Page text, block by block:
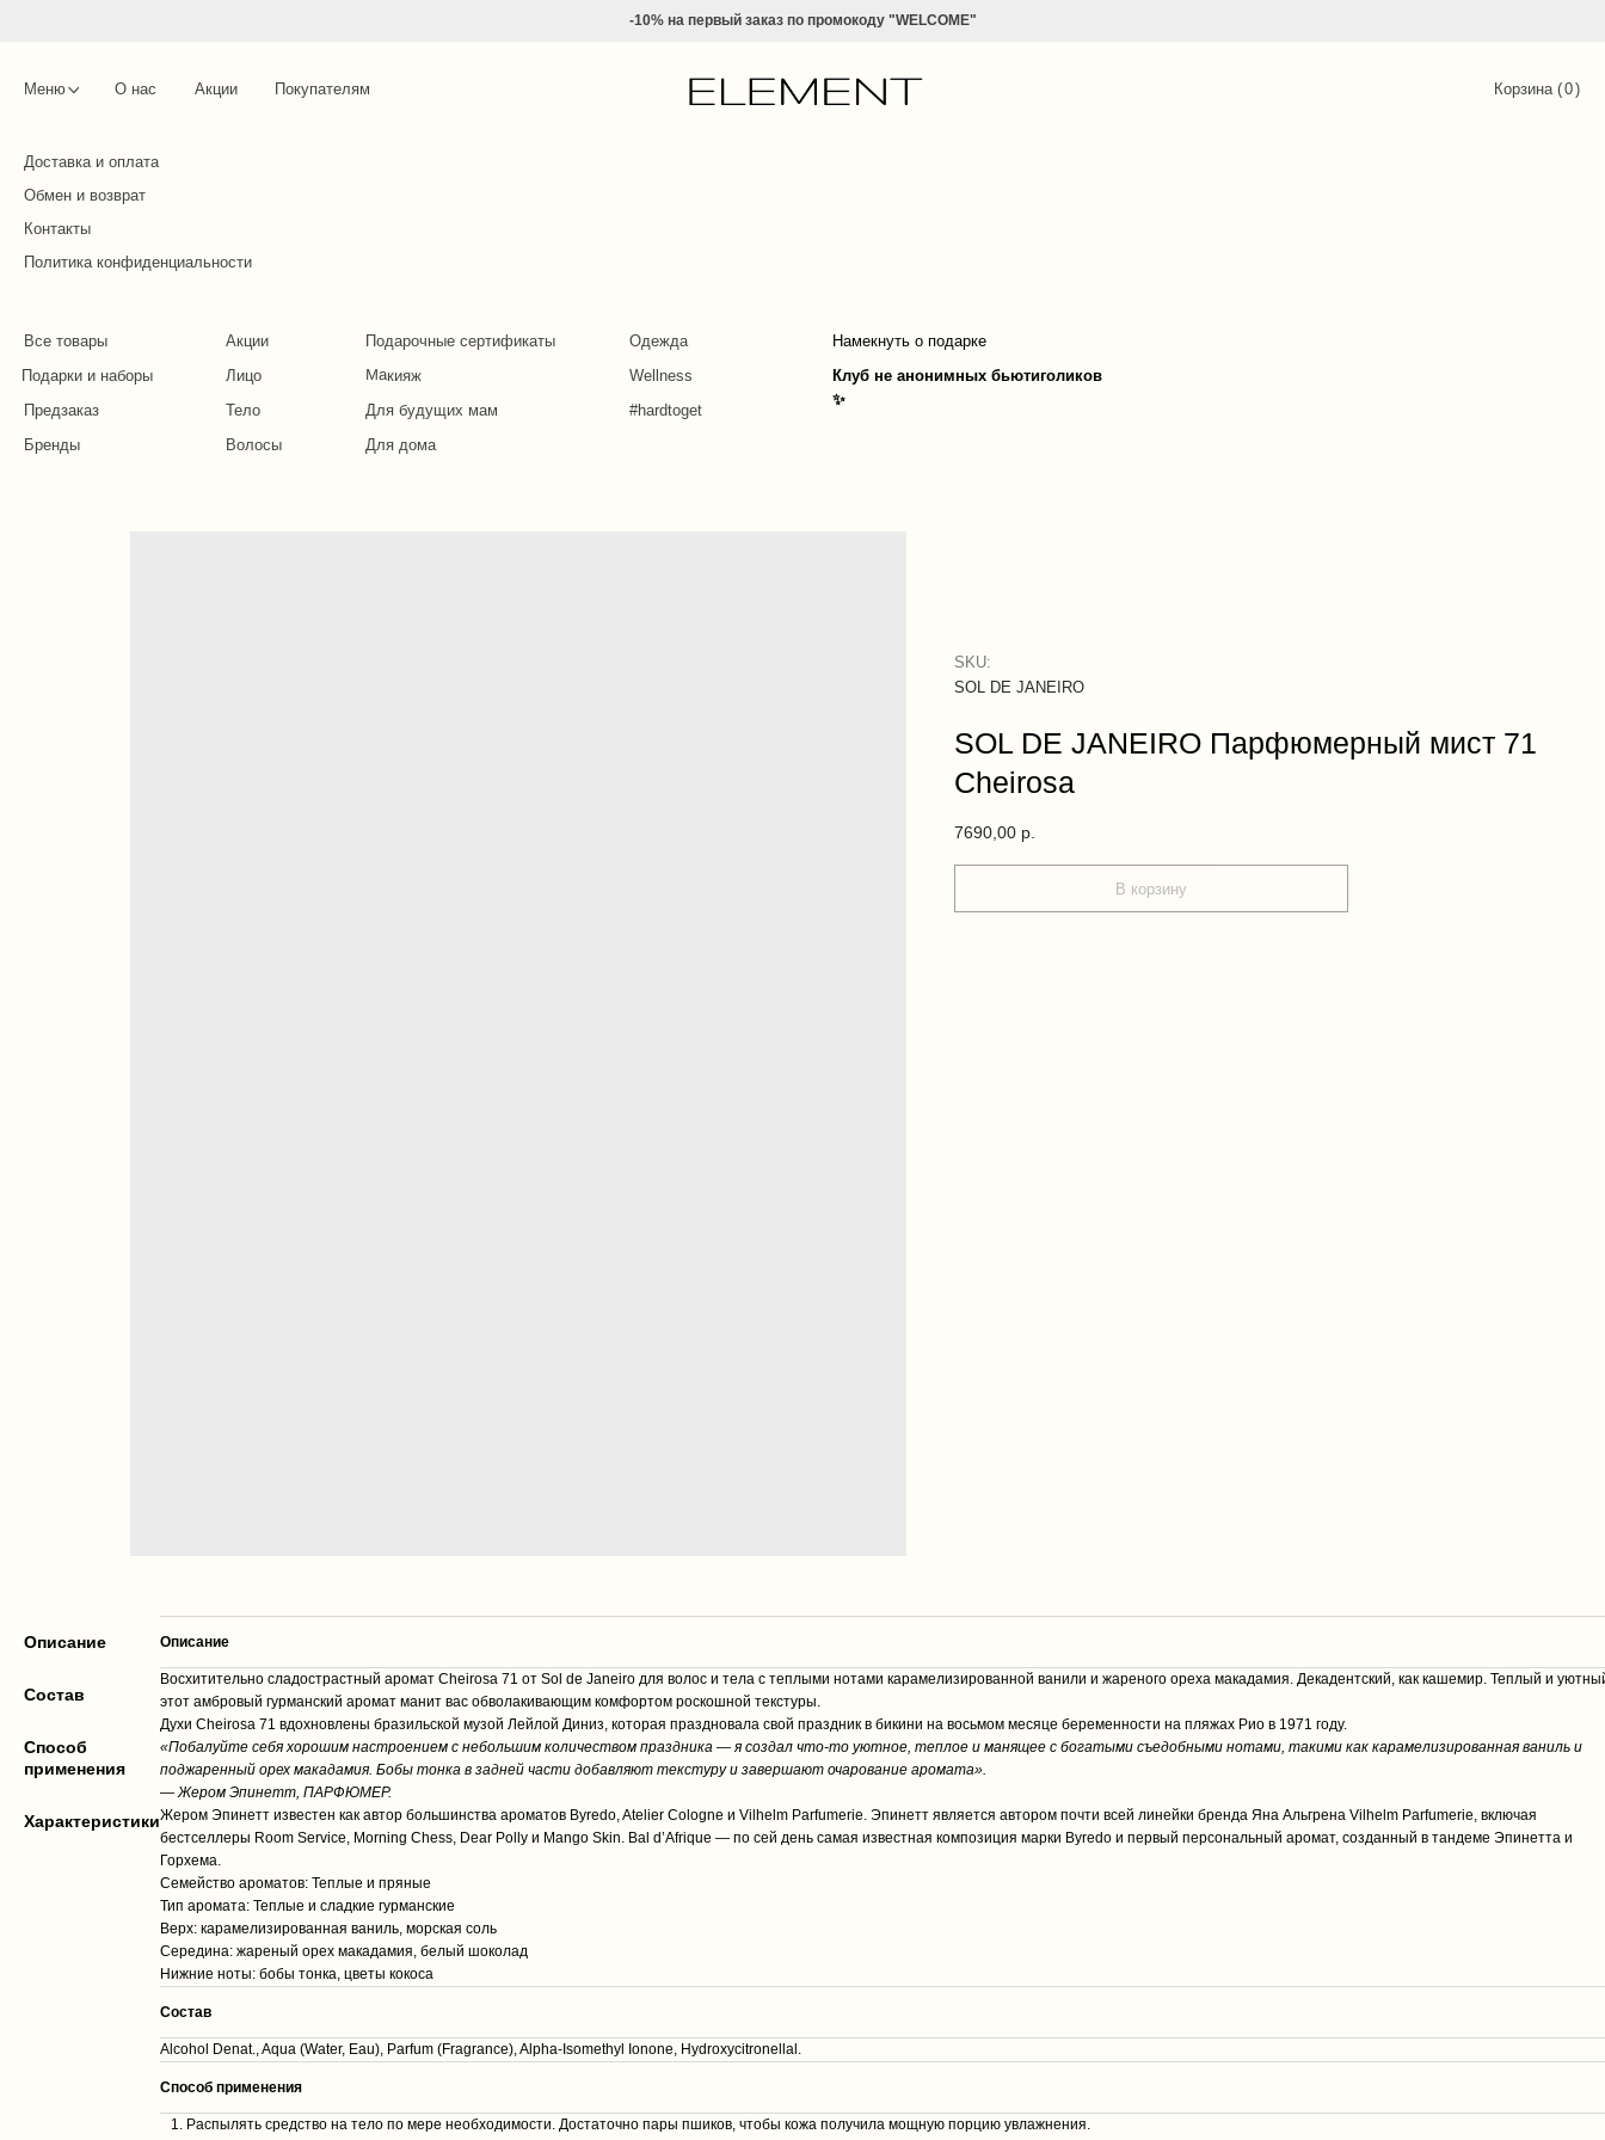
-10% напервый заказ по промокоду "WELCOME"
Меню О нас Акции Покупателям Корзина ( )
0
Доставка и оплата
Обмен и возврат
Контакты
Политика конфиденциальности
Намекнуть о подарке
Подарочные сертификаты
Wellness
Одежда
Подарки и наборы
Для дома
Для будущих мам
Макияж
Волосы
Тело
Лицо
Акции
Бренды
#hardtoget
Все товары
Предзаказ
Клуб не анонимных бьютиголиков
✨
SOL DE JANEIRO Парфюмерный мист 71
Cheirosa
SOL DE JANEIRO
SKU:
7690,00 р.
В корзину
Описание
Cостав
Способ
применения
Характеристики
Описание
Восхитительно сладострастный аромат Cheirosa 71 от Sol de Janeiro для волос и тела с теплыми нотами карамелизированной ванили и жареного ореха макадамия. Декадентский, как кашемир. Теплый и
этот амбровый гурманский аромат манит вас обволакивающим комфортом роскошной текстуры.
Духи Cheirosa 71 вдохновлены бразильской музой Лейлой Диниз, которая праздновала свой праздник в бикини на восьмом месяце беременности на пляжах Рио в 1971 году.
«Побалуйте себя хорошим настроением с небольшим количеством праздника — я создал что-то уютное, теплое и манящее с богатыми съедобными нотами, такими как карамелизированная ваниль и
поджаренный орех макадамия. Бобы тонка в задней части добавляют текстуру и завершают очарование аромата».
— Жером Эпинетт, ПАРФЮМЕР.
Жером Эпинетт известен как автор большинства ароматов Byredo, Atelier Cologne и Vilhelm Parfumerie. Эпинетт является автором почти всей линейки бренда Яна Альгрена Vilhelm Parfumerie, включая
бестселлеры Room Service, Morning Chess, Dear Polly и Mango Skin. Bal d’Afrique — по сей день самая известная композиция марки Byredo и первый персональный аромат, созданный в тандеме Эпинетта и
Горхема.
Семейство ароматов: Теплые и пряные
Тип аромата: Теплые и сладкие гурманские
Верх: карамелизированная ваниль, морская соль
Середина: жареный орех макадамия, белый шоколад
Нижние ноты: бобы тонка, цветы кокоса
Cостав
Alcohol Denat., Aqua (Water, Eau), Parfum (Fragrance), Alpha-Isomethyl Ionone, Hydroxycitronellal.
Способ применения
Распылять средство на тело по мере необходимости. Достаточно пары пшиков, чтобы кожа получила мощную порцию увлажнения.